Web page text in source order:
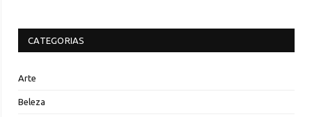
CATEGORIAS
Arte
Beleza